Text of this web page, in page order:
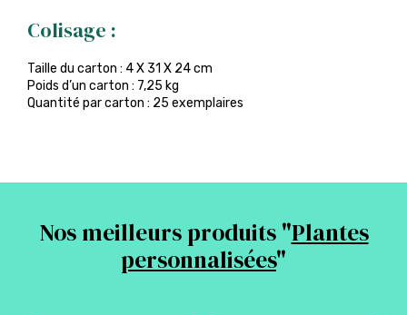
Colisage :
Taille du carton : 4 X 31 X 24 cm
Poids d’un carton : 7,25 kg
Quantité par carton : 25 exemplaires
Nos meilleurs produits "Plantes
personnalisées"